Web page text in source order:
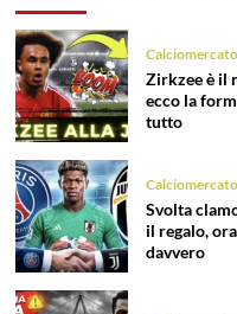
Zirkzee è il
ecco la
tutto
Svolta
il regalo,
davvero